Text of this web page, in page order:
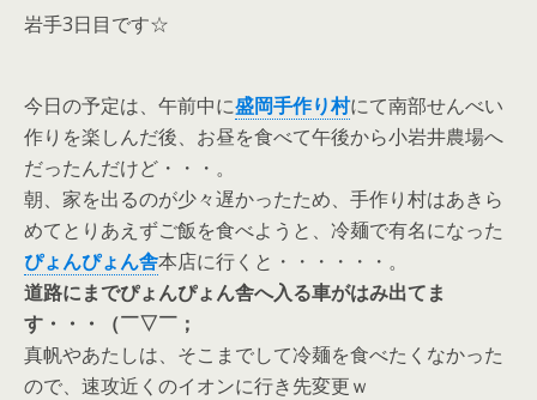
岩手3日目です☆
今日の予定は、午前中に盛岡手作り村にて南部せんべい
作りを楽しんだ後、お昼を食べて午後から小岩井農場へ
だったんだけど・・・。
朝、家を出るのが少々遅かったため、手作り村はあきら
めてとりあえずご飯を食べようと、冷麺で有名になった
ぴょんぴょん舎本店に行くと・・・・・・。
道路にまでぴょんぴょん舎へ入る車がはみ出てま
す・・・（￣▽￣；
真帆やあたしは、そこまでして冷麺を食べたくなかった
ので、速攻近くのイオンに行き先変更ｗ